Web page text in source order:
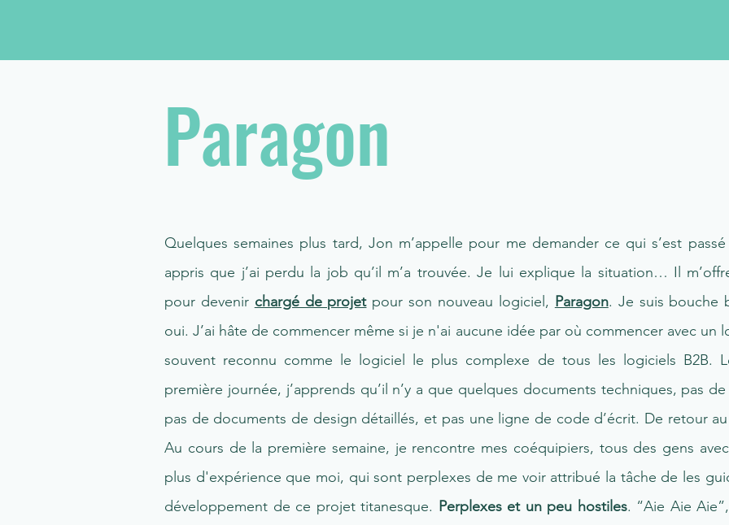
Paragon
Quelques semaines plus tard, Jon m’appelle pour me demander ce qui s’est passé
appris que j’ai perdu la job qu’il m’a trouvée. Je lui explique la situation… Il
pour devenir chargé de projetpour son nouveau logiciel, Paragon. Je suis bouche
oui. J’ai hâte de commencer même si je n'ai aucune idée par où commencer avec un
souvent reconnu comme le logiciel le plus complexe de tous les logiciels B2B.
première journée, j’apprends qu’il n’y a que quelques documents techniques, pas
pas de documents de design détaillés, et pas une ligne de code d’écrit. De retour
Au cours de la première semaine, je rencontre mes coéquipiers, tous des gens
plus d'expérience que moi, qui sont perplexes de me voir attribué la tâche de les
développement de ce projet titanesque. Perplexes et un peu hostiles. “Aie Aie